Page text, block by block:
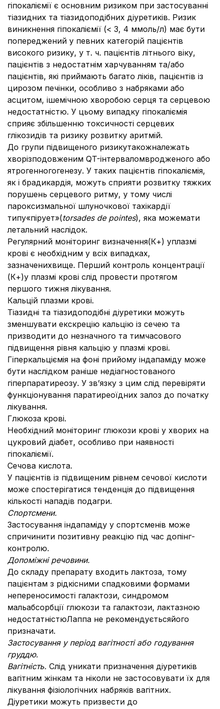
гіпокаліємії є основним ризиком при застосуванні
тіазидних та тіазидоподібних діуретиків. Ризик
виникнення гіпокаліємії (< 3, 4 ммоль/л) має бути
попереджений у певних категорій пацієнтів
високого ризику, у т. ч. пацієнтів літнього віку,
пацієнтів з недостатнім харчуванням та/або
пацієнтів, які приймають багато ліків, пацієнтів із
цирозом печінки, особливо з набряками або
асцитом, ішемічною хворобою серця та серцевою
недостатністю. У цьому випадку гіпокаліємія
сприяє збільшенню токсичності серцевих
глікозидів та ризику розвитку аритмій.
До групи підвищеного ризикутакожналежать
хворізподовженим QT-інтерваломвродженого або
ятрогенногогенезу. У таких пацієнтів гіпокаліємія,
як і брадикардія, можуть сприяти розвитку тяжких
порушень серцевого ритму, у тому числі
пароксизмальної шлуночкової тахікардії
типу«пірует»(torsades de pointes), яка можемати
летальний наслідок.
Регулярний моніторинг визначення(К+) уплазмі
крові є необхідним у всіх випадках,
зазначенихвище. Перший контроль концентрації
(К+)у плазмі крові слід провести протягом
першого тижня лікування.
Кальцій плазми крові.
Тіазидні та тіазидоподібні діуретики можуть
зменшувати екскрецію кальцію із сечею та
призводити до незначного та тимчасового
підвищення рівня кальцію у плазмі крові.
Гіперкальціємія на фоні прийому індапаміду може
бути наслідком раніше недіагностованого
гіперпаратиреозу. У зв’язку з цим слід перевіряти
функціонування паратиреоїдних залоз до початку
лікування.
Глюкоза крові.
Необхідний моніторинг глюкози крові у хворих на
цукровий діабет, особливо при наявності
гіпокаліємії.
Сечова кислота.
У пацієнтів із підвищеним рівнем сечової кислоти
може спостерігатися тенденція до підвищення
кількості нападів подагри.
Спортсмени.
Застосування індапаміду у спортсменів може
спричинити позитивну реакцію під час допінг-
контролю.
Допоміжні речовини.
До складу препарату входить лактоза, тому
пацієнтам з рідкісними спадковими формами
непереносимості галактози, синдромом
мальабсорбції глюкози та галактози, лактазною
недостатністюЛаппа не рекомендуєтьсяйого
призначати.
Застосування у період вагітності або годування
груддю.
Вагітність. Слід уникати призначення діуретиків
вагітним жінкам та ніколи не застосовувати їх для
лікування фізіологічних набряків вагітних.
Діуретики можуть призвести до